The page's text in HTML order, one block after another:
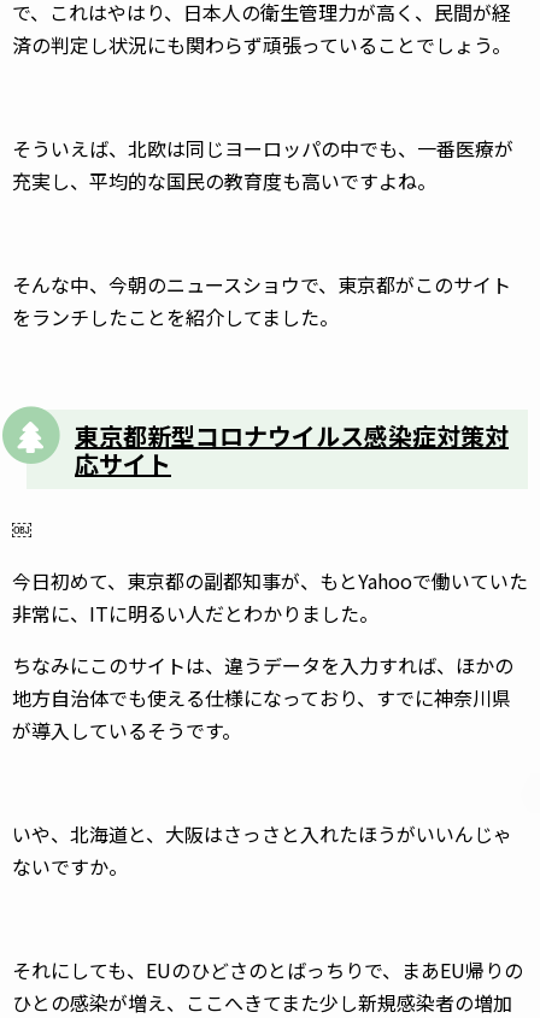
で、これはやはり、日本人の衛生管理力が高く、民間が経
済の判定し状況にも関わらず頑張っていることでしょう。
そういえば、北欧は同じヨーロッパの中でも、一番医療が
充実し、平均的な国民の教育度も高いですよね。
そんな中、今朝のニュースショウで、東京都がこのサイト
をランチしたことを紹介してました。
東京都新型コロナウイルス感染症対策対
応サイト
￼
今日初めて、東京都の副都知事が、もとYahooで働いていた
非常に、ITに明るい人だとわかりました。
ちなみにこのサイトは、違うデータを入力すれば、ほかの
地方自治体でも使える仕様になっており、すでに神奈川県
が導入しているそうです。
いや、北海道と、大阪はさっさと入れたほうがいいんじゃ
ないですか。
それにしても、EUのひどさのとばっちりで、まあEU帰りの
ひとの感染が増え、ここへきてまた少し新規感染者の増加